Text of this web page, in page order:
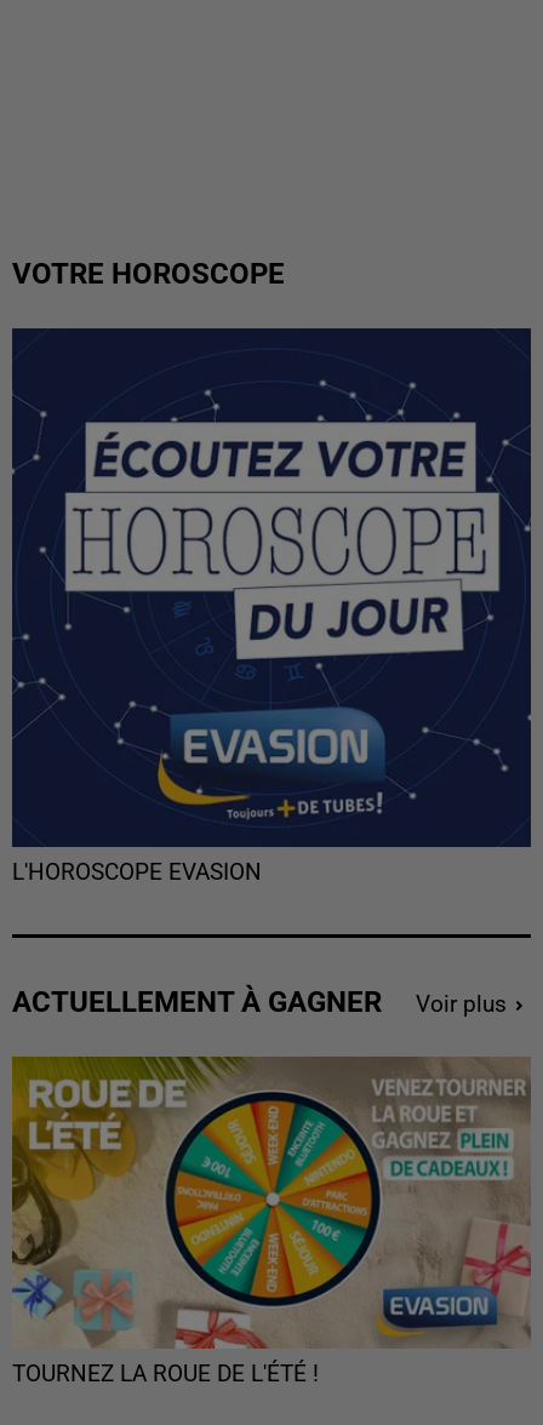
VOTRE HOROSCOPE
L'HOROSCOPE EVASION
ACTUELLEMENT À GAGNER Voir plus
TOURNEZ LA ROUE DE L'ÉTÉ !